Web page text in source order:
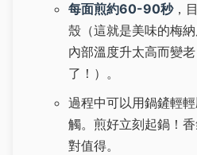
每面煎約60-90秒，
殼（這就是美味的梅
內部溫度升太高而變
了！）。
過程中可以用鍋鏟輕
觸。煎好立刻起鍋！
對值得。